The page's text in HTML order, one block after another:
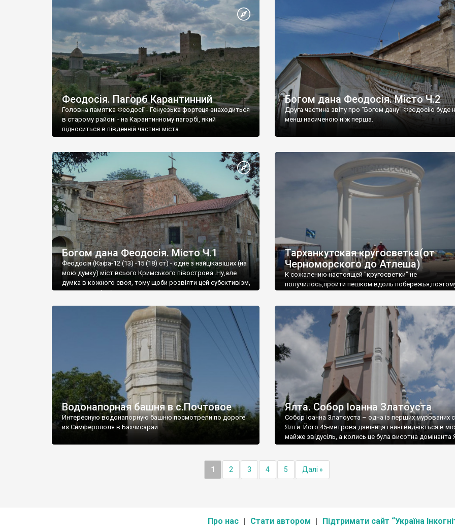
Феодосія. Пагорб Карантинний
Головна памятка Феодосії - Генуезька фортеця знаходиться
в старому районі - на Карантинному пагорбі, який
підноситься в південній частині міста.
Богом дана Феодосія. Місто Ч.2
Друга частина звіту про "Богом дану" Феодосію буде
менш насиченою ніж перша.
Богом дана Феодосія. Місто Ч.1
Феодосія (Кафа-12 (13) -15 (18) ст) - одне з найцікавіших (на
мою думку) міст всього Кримського півострова .Ну,але
думка в кожного своя, тому щоби розвіяти цей субєктивізм,
запрошую відвідати це
Тарханкутская кругосветка(от
Черноморского до Атлеша)
К сожалению настоящей "кругосветки" не
получилось,пройти пешком вдоль
Водонапорная башня в с.Почтовое
Интересную водонапорную башню посмотрели по дороге
из Симферополя в Бахчисарай.
Ялта. Собор Іоанна Златоуста
Собор Іоанна Златоуста – одна із перших мурованих
Ялти. Його 45-метрова дзвіниця і нині видніється в
майже звідусіль, а колись це була висотна домінанта
1 2 3 4 5 Далі »
Про нас Стати автором Підтримати сайт “Україна